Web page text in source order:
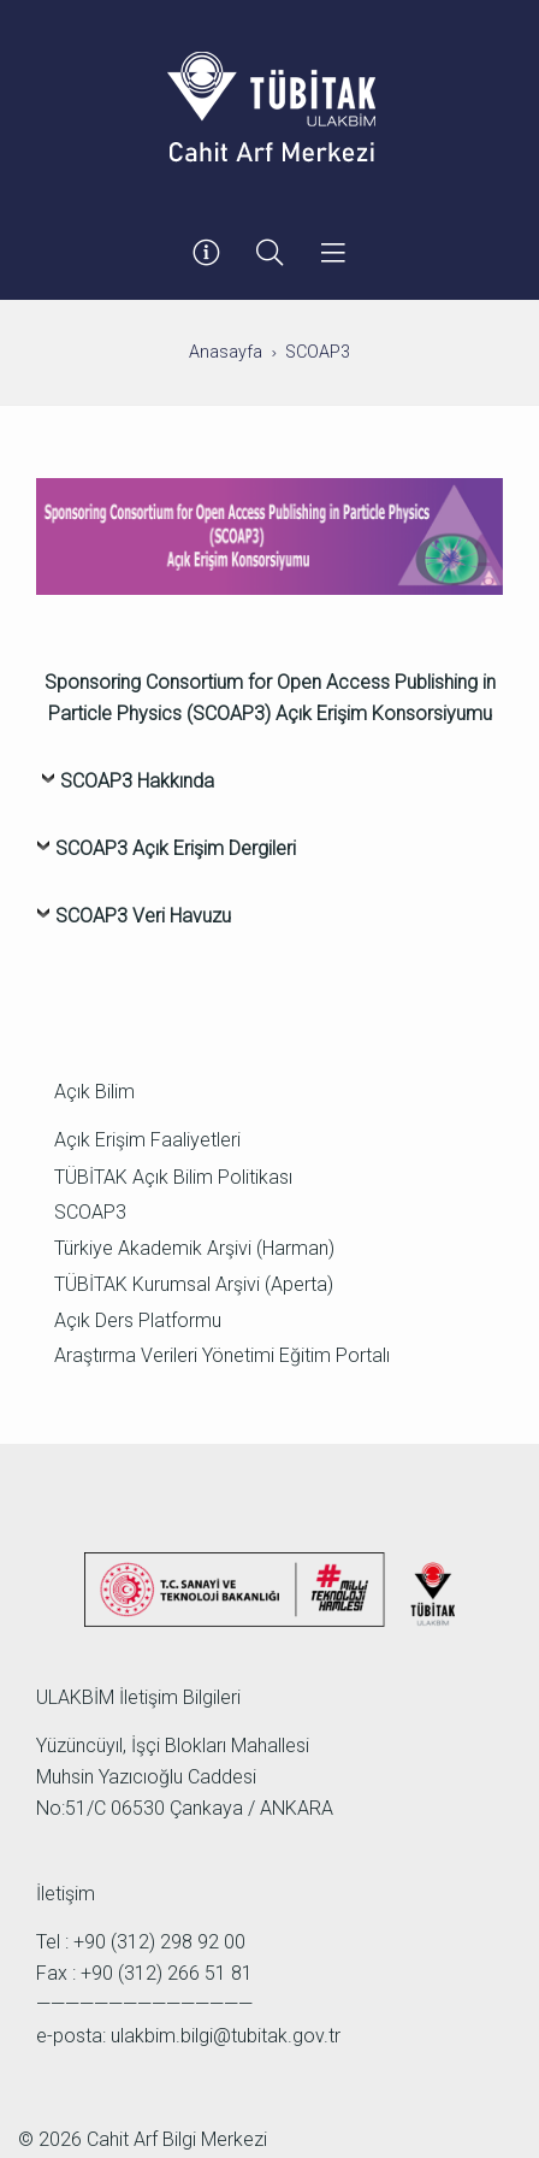
Anasayfa SCOAP3
Sponsoring Consortium for Open Access Publishing in
Particle Physics (SCOAP3)Açık Erişim Konsorsiyumu
SCOAP3 Hakkında
SCOAP3 Açık Erişim Dergileri
SCOAP3 Veri Havuzu
Açık Bilim
Açık Erişim Faaliyetleri
TÜBİTAK Açık Bilim Politikası
SCOAP3
Türkiye Akademik Arşivi (Harman)
TÜBİTAK Kurumsal Arşivi (Aperta)
Açık Ders Platformu
Araştırma Verileri Yönetimi Eğitim Portalı
ULAKBİM İletişim Bilgileri
Yüzüncüyıl, İşçi Blokları Mahallesi
Muhsin Yazıcıoğlu Caddesi
No:51/C 06530 Çankaya / ANKARA
İletişim
Tel : +90 (312) 298 92 00
Fax : +90 (312) 266 51 81
———————————————
e-posta: ulakbim.bilgi@tubitak.gov.tr
© 2026 Cahit Arf Bilgi Merkezi